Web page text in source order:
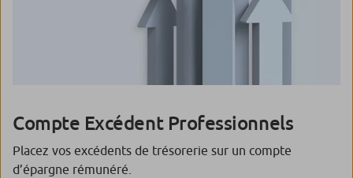
Compte Excédent Professionnels
Placez vos excédents de trésorerie sur un compte
d’épargne rémunéré.